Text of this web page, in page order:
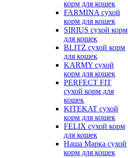
корм для кошек
FARMINA сухой
корм для кошек
SIRIUS сухой корм
для кошек
BLITZ сухой корм
для кошек
KARMY сухой
корм для кошек
PERFECT FIT
сухой корм для
кошек
KITEKAT сухой
корм для кошек
FELIX сухой корм
для кошек
Наша Марка сухой
корм для кошек